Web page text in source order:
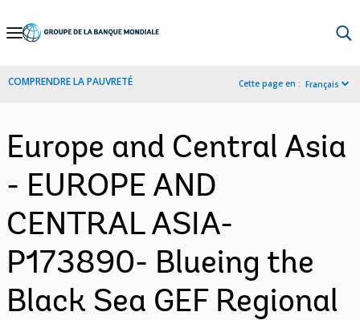
Skip
Navigation
COMPRENDRE LA PAUVRETÉ Cette page en : Français
Europe and Central Asia
- EUROPE AND
CENTRAL ASIA-
P173890- Blueing the
Black Sea GEF Regional